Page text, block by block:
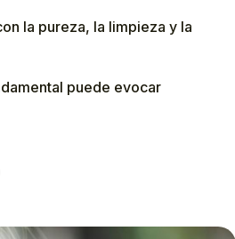
la pureza, la limpieza y la
puede evocar